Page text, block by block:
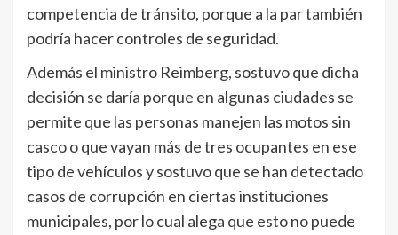
competencia de tránsito, porque a la par también
podría hacer controles de seguridad.
Además el ministro Reimberg, sostuvo que dicha
decisión se daría porque en algunas ciudades se
permite que las personas manejen las motos sin
casco o que vayan más de tres ocupantes en ese
tipo de vehículos y sostuvo que se han detectado
casos de corrupción en ciertas instituciones
municipales, por lo cual alega que esto no puede